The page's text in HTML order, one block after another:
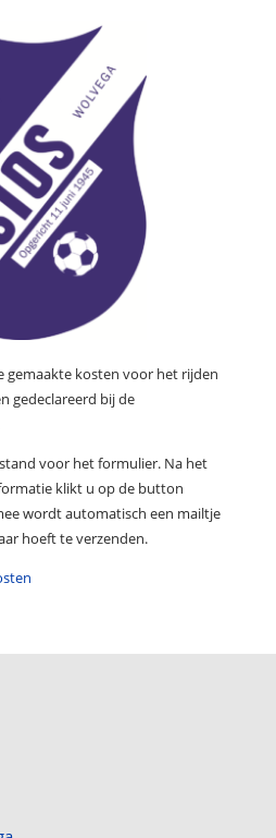
gemaakte kosten voor het rijden
gedeclareerd bij de
voor het formulier. Na het
klikt u op de button
wordt automatisch een mailtje
hoeft te verzenden.